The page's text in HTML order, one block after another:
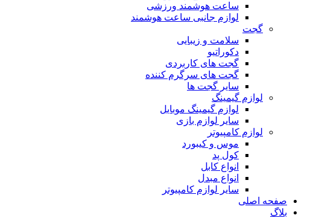
ساعت هوشمند ورزشی
لوازم جانبی ساعت هوشمند
گجت
سلامت و زیبایی
دکوراتیو
گجت های کاربردی
گجت های سرگرم کننده
سایر گجت ها
لوازم گیمینگ
لوازم گیمینگ موبایل
سایر لوازم بازی
لوازم کامپیوتر
موس و کیبورد
کول پد
انواع کابل
انواع مبدل
سایر لوازم کامپیوتر
صفحه اصلی
بلاگ